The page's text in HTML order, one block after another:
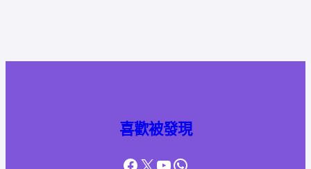
喜歡被發現
Facebook
X YouTube
WhatsApp